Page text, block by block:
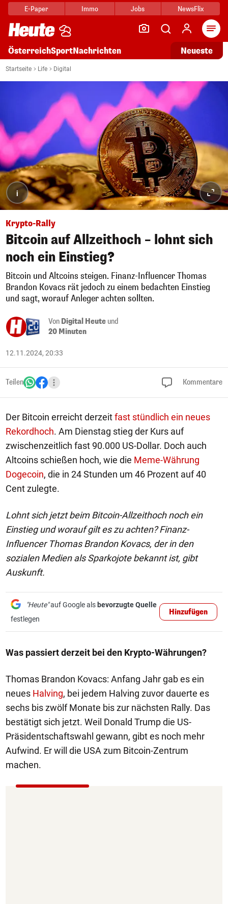
E-Paper Immo Jobs NewsFlix
ÖsterreichSportNachrichten Neueste
Startseite Life Digital
i
Krypto-Rally
Bitcoin auf Allzeithoch – lohnt sich
noch ein Einstieg?
Bitcoin und Altcoins steigen. Finanz-Influencer Thomas
Brandon Kovacs rät jedoch zu einem bedachten Einstieg
und sagt, worauf Anleger achten sollten.
Von Digital Heute und
20 Minuten
12.11.2024, 20:33
Teilen Kommentare
Der Bitcoin erreicht derzeitfast stündlich ein neues
Rekordhoch. Am Dienstag stieg der Kurs auf
zwischenzeitlich fast 90.000 US-Dollar. Doch auch
Altcoins schießen hoch, wie die Meme-Währung
Dogecoin, die in 24 Stunden um 46 Prozent auf 40
Cent zulegte.
Lohnt sich jetzt beim Bitcoin-Allzeithoch noch ein
Einstieg und worauf gilt es zu achten? Finanz-
Influencer Thomas Brandon Kovacs, der in den
sozialen Medien als Sparkojote bekannt ist, gibt
Auskunft.
"Heute"auf Google als bevorzugte Quelle
festlegen
Hinzufügen
Was passiert derzeit bei den Krypto-Währungen?
Thomas Brandon Kovacs: Anfang Jahr gab es ein
neues Halving, bei jedem Halving zuvor dauerte es
sechs bis zwölf Monate bis zur nächsten Rally. Das
bestätigt sich jetzt. Weil Donald Trump die US-
Präsidentschaftswahl gewann, gibt es noch mehr
Aufwind. Er will die USA zum Bitcoin-Zentrum
machen.